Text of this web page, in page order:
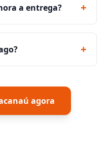
a entrega? +
+
agora